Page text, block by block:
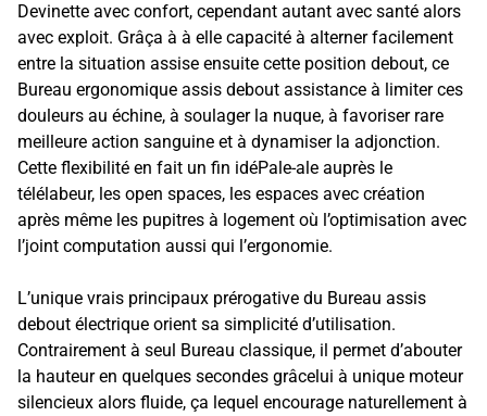
Devinette avec confort, cependant autant avec santé alors
avec exploit. Grâça à à elle capacité à alterner facilement
entre la situation assise ensuite cette position debout, ce
Bureau ergonomique assis debout assistance à limiter ces
douleurs au échine, à soulager la nuque, à favoriser rare
meilleure action sanguine et à dynamiser la adjonction.
Cette flexibilité en fait un fin idéPale-ale auprès le
télélabeur, les open spaces, les espaces avec création
après même les pupitres à logement où l’optimisation avec
l’joint computation aussi qui l’ergonomie.
L’unique vrais principaux prérogative du Bureau assis
debout électrique orient sa simplicité d’utilisation.
Contrairement à seul Bureau classique, il permet d’abouter
la hauteur en quelques secondes grâcelui à unique moteur
silencieux alors fluide, ça lequel encourage naturellement à